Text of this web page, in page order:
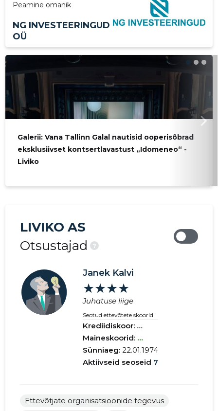
Peamine omanik
NG INVESTEERINGUD
OÜ
Galerii: Vana Tallinn Galal nautisid ooperisõbrad
eksklusiivset kontsertlavastust „Idomeneo“ -
Liviko
LIVIKO AS
Otsustajad
?
Janek Kalvi
★★★★
Juhatuse liige
Seotud ettevõtete skoorid
Krediidiskoor: ...
Maineskoorid: ...
Sünniaeg:22.01.1974
Aktiivseid seoseid 7
Ettevõtjate organisatsioonide tegevus